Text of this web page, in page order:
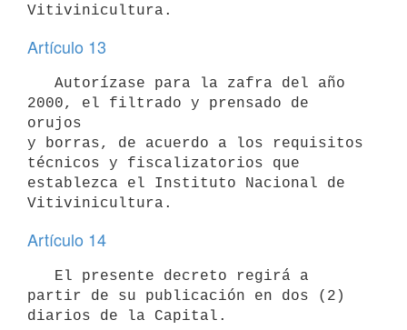
Artículo 13
2000, el filtrado y prensado de
orujos
y borras, de acuerdo a los requisitos
técnicos y fiscalizatorios que
establezca el Instituto Nacional de
Artículo 14
partir de su publicación en dos (2)